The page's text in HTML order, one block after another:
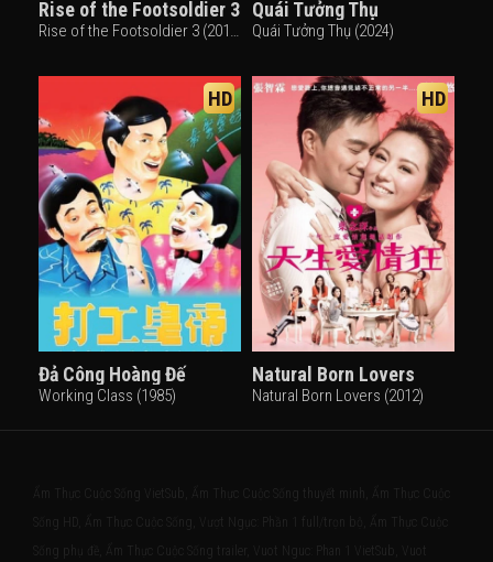
Rise of the Footsoldier 3
Rise of the Footsoldier 3 (2017)
Quái Tưởng Thụ
Quái Tưởng Thụ (2024)
HD
Đả Công Hoàng Đế
Working Class (1985)
HD
Natural Born Lovers
Natural Born Lovers (2012)
Ẩm Thực Cuộc Sống VietSub, Ẩm Thực Cuộc Sống thuyết minh, Ẩm Thực Cuộc
Sống HD, Ẩm Thực Cuộc Sống, Vượt Ngục: Phần 1 full/trọn bộ, Ẩm Thực Cuộc
Sống phụ đề, Ẩm Thực Cuộc Sống trailer, Vuot Nguc: Phan 1 VietSub, Vuot